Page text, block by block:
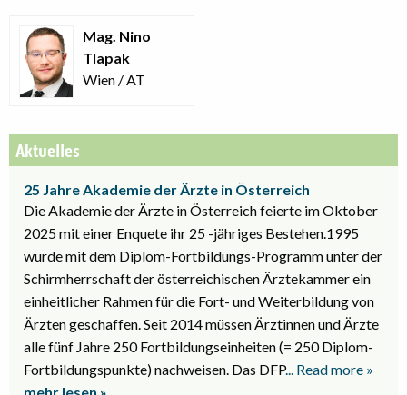
Mag. Nino
Tlapak
Wien / AT
Aktuelles
25 Jahre Akademie der Ärzte in Österreich
Die Akademie der Ärzte in Österreich feierte im Oktober
2025 mit einer Enquete ihr 25 -jähriges Bestehen.1995
wurde mit dem Diplom-Fortbildungs-Programm unter der
Schirmherrschaft der österreichischen Ärztekammer ein
einheitlicher Rahmen für die Fort- und Weiterbildung von
Ärzten geschaffen. Seit 2014 müssen Ärztinnen und Ärzte
alle fünf Jahre 250 Fortbildungseinheiten (= 250 Diplom-
Fortbildungspunkte) nachweisen. Das DFP... Read more »